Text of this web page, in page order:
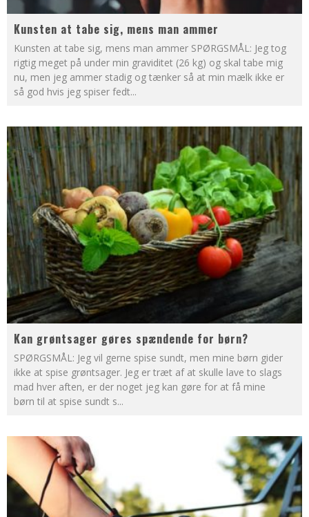
Kunsten at tabe sig, mens man ammer
Kunsten at tabe sig, mens man ammer SPØRGSMÅL: Jeg tog
rigtig meget på under min graviditet (26 kg) og skal tabe mig
nu, men jeg ammer stadig og tænker så at min mælk ikke er
så god hvis jeg spiser fedt...
Kan grøntsager gøres spændende for børn?
SPØRGSMÅL: Jeg vil gerne spise sundt, men mine børn gider
ikke at spise grøntsager. Jeg er træt af at skulle lave to slags
mad hver aften, er der noget jeg kan gøre for at få mine
børn til at spise sundt s...